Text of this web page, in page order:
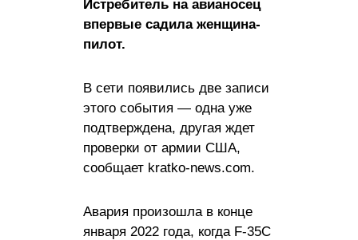
Истребитель на авианосец
впервые садила женщина-
пилот.
В сети появились две записи
этого события — одна уже
подтверждена, другая ждет
проверки от армии США,
сообщает kratko-news.com.
Авария произошла в конце
января 2022 года, когда F-35C